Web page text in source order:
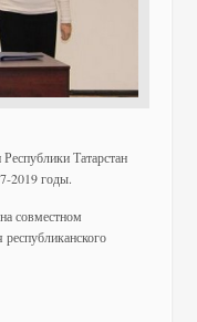
Татарстан
2019 годы.
совместном